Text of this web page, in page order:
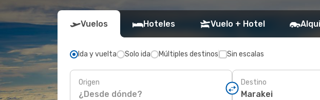
Vuelos Hoteles Vuelo + Hotel
Ida y vuelta Solo ida Múltiples destinos Sin escalas
Origen Destino